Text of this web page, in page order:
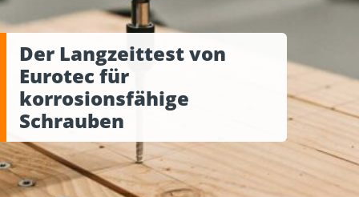
Der Langzeittest von
Eurotec für
korrosionsfähige
Schrauben